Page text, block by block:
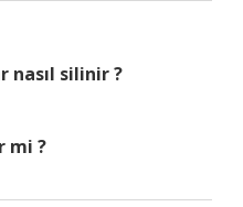
nasıl silinir ?
mi ?